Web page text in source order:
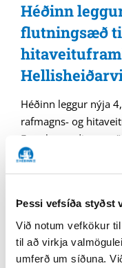
Þessi vefsíða styðst
Við notum vefkökur
til að virkja
umferð um síðuna.
Héðinn
flutningsæð
Héðinn leggur nýja
rafmagns- og
Framkvæmdir eru að
flutningsæð fyrir
uppbótargufu og
hitaveituframleiðslu
er gert ráð fyrir
borholur sem verða